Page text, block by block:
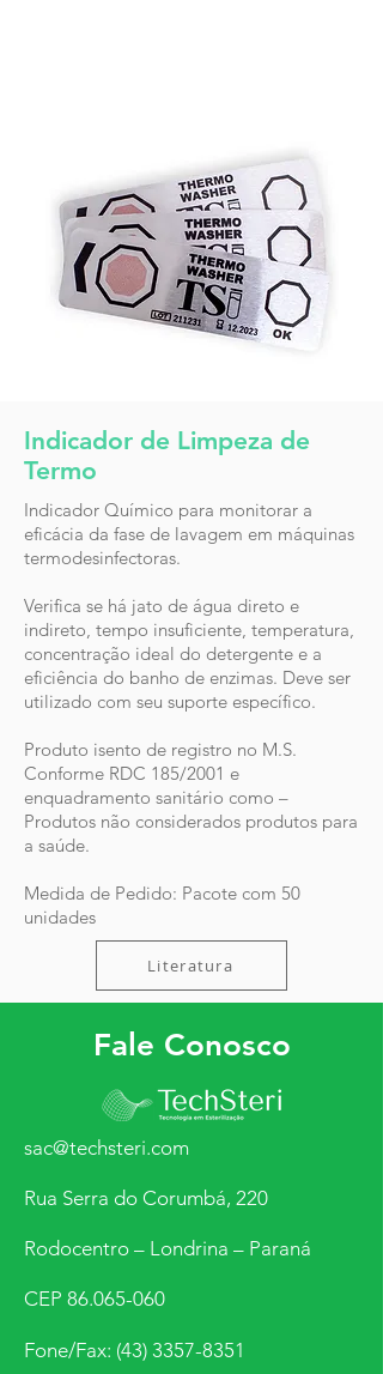
Indicador de Limpeza de
Termo
Indicador Químico para monitorar a
eficácia da fase de lavagem em máquinas
termodesinfectoras.
Verifica se há jato de água direto e
indireto, tempo insuficiente, temperatura,
concentração ideal do detergente e a
eficiência do banho de enzimas. Deve ser
utilizado com seu suporte específico.
Produto isento de registro no M.S.
Conforme RDC 185/2001 e
enquadramento sanitário como –
Produtos não considerados produtos para
a saúde.
Medida de Pedido: Pacote com 50
unidades
Literatura
Fale Conosco
sac@techsteri.com
Rua Serra do Corumbá, 220
Rodocentro – Londrina – Paraná
CEP 86.065-060
Fone/Fax: (43) 3357-8351